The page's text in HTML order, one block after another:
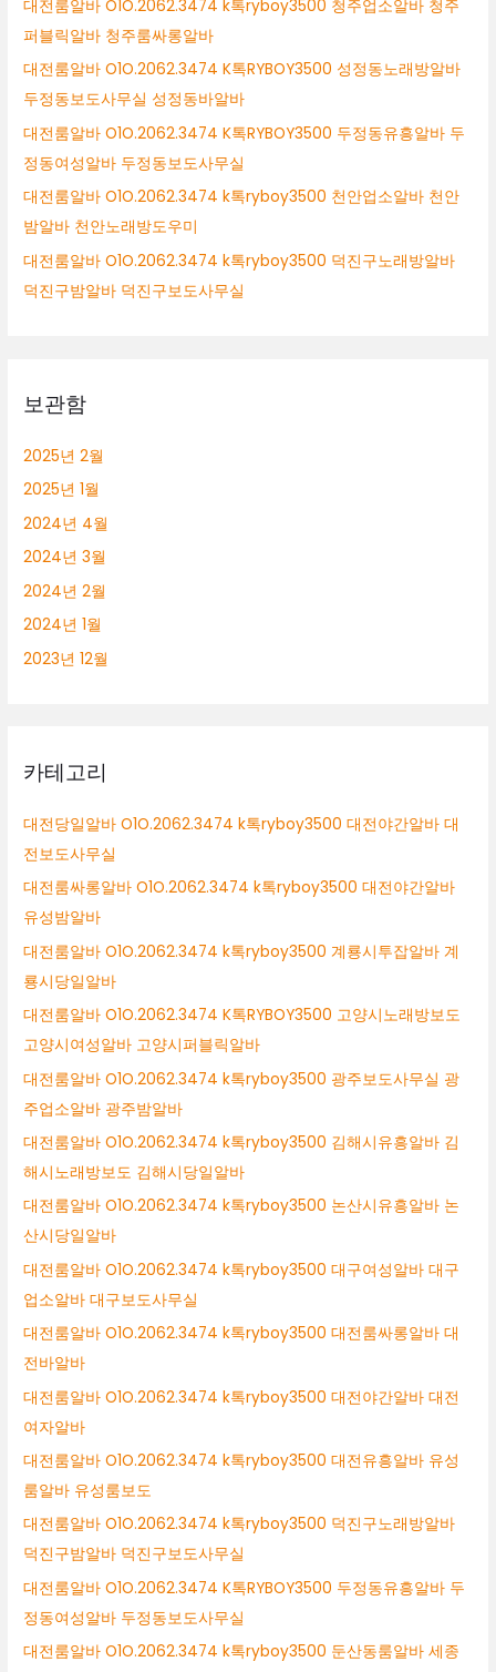
대전룸알바 O1O.2062.3474 k톡ryboy3500 청주업소알바 청주
퍼블릭알바 청주룸싸롱알바
대전룸알바 O1O.2062.3474 K톡RYBOY3500 성정동노래방알바
두정동보도사무실 성정동바알바
대전룸알바 O1O.2062.3474 K톡RYBOY3500 두정동유흥알바 두
정동여성알바 두정동보도사무실
대전룸알바 O1O.2062.3474 k톡ryboy3500 천안업소알바 천안
밤알바 천안노래방도우미
대전룸알바 O1O.2062.3474 k톡ryboy3500 덕진구노래방알바
덕진구밤알바 덕진구보도사무실
보관함
2025년 2월
2025년 1월
2024년 4월
2024년 3월
2024년 2월
2024년 1월
2023년 12월
카테고리
대전당일알바 O1O.2062.3474 k톡ryboy3500 대전야간알바 대
전보도사무실
대전룸싸롱알바 O1O.2062.3474 k톡ryboy3500 대전야간알바
유성밤알바
대전룸알바 O1O.2062.3474 k톡ryboy3500 계룡시투잡알바 계
룡시당일알바
대전룸알바 O1O.2062.3474 K톡RYBOY3500 고양시노래방보도
고양시여성알바 고양시퍼블릭알바
대전룸알바 O1O.2062.3474 k톡ryboy3500 광주보도사무실 광
주업소알바 광주밤알바
대전룸알바 O1O.2062.3474 k톡ryboy3500 김해시유흥알바 김
해시노래방보도 김해시당일알바
대전룸알바 O1O.2062.3474 k톡ryboy3500 논산시유흥알바 논
산시당일알바
대전룸알바 O1O.2062.3474 k톡ryboy3500 대구여성알바 대구
업소알바 대구보도사무실
대전룸알바 O1O.2062.3474 k톡ryboy3500 대전룸싸롱알바 대
전바알바
대전룸알바 O1O.2062.3474 k톡ryboy3500 대전야간알바 대전
여자알바
대전룸알바 O1O.2062.3474 k톡ryboy3500 대전유흥알바 유성
룸알바 유성룸보도
대전룸알바 O1O.2062.3474 k톡ryboy3500 덕진구노래방알바
덕진구밤알바 덕진구보도사무실
대전룸알바 O1O.2062.3474 K톡RYBOY3500 두정동유흥알바 두
정동여성알바 두정동보도사무실
대전룸알바 O1O.2062.3474 k톡ryboy3500 둔산동룸알바 세종